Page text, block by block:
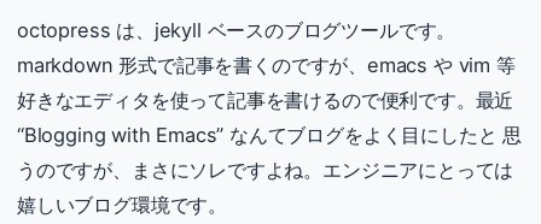
octopress は、jekyll ベースのブログツールです。
markdown 形式で記事を書くのですが、emacs や vim 等
好きなエディタを使って記事を書けるので便利です。最近
“Blogging with Emacs” なんてブログをよく目にしたと 思
うのですが、まさにソレですよね。エンジニアにとっては
嬉しいブログ環境です。